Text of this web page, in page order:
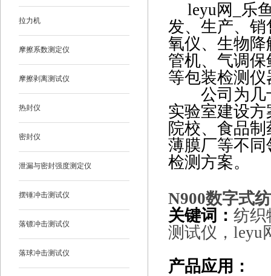
拉力机
摩擦系数测定仪
摩擦剥离测试仪
热封仪
密封仪
泄漏与密封强度测定仪
摆锤冲击测试仪
落镖冲击测试仪
落球冲击测试仪
leyu网_乐
发、生产、
氧仪、 生物降
管机、气调
等包装检测仪
公司为几十
实验室建设
院校、食品
薄膜厂等不
检测方案。
N900数字式
关键词： 纺织
测试仪，leyu
产品应用：